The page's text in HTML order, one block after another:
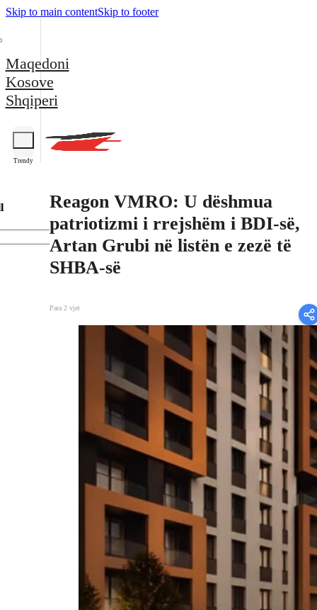
Skip to main contentSkip to footer
Maqedoni
Kosove
Shqiperi
Trendy
Reagon VMRO: U dëshmua
patriotizmi i rrejshëm i BDI-së,
Artan Grubi në listën e zezë të
SHBA-së
Para 2 vjet